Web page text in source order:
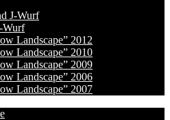
J-Wurf
Wurf
Landscape” 2012
Landscape” 2010
Landscape” 2009
Landscape” 2006
Landscape” 2007